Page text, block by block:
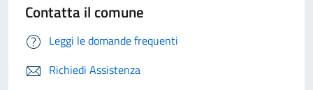
Contatta il comune
Leggi le domande frequenti
Richiedi Assistenza